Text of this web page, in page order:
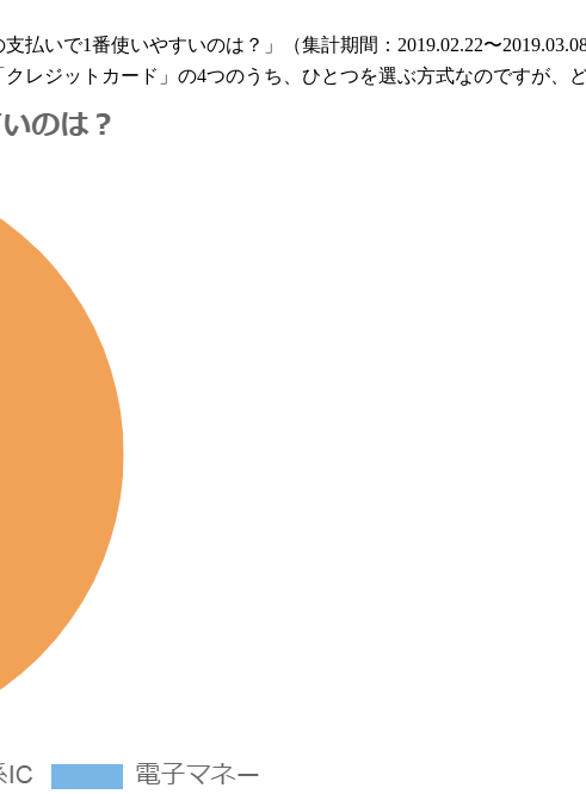
いで1番使いやすいのは？」（集計期間：2019.02.22〜
レジットカード」の4つのうち、ひとつを選ぶ方式なのですが、